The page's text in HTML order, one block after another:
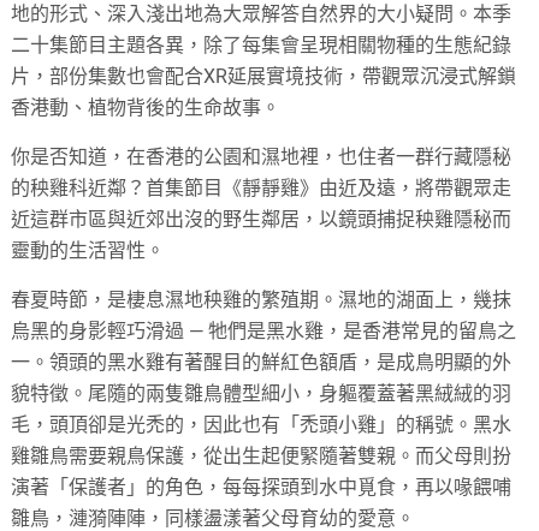
地的形式、深入淺出地為大眾解答自然界的大小疑問。本季
二十集節目主題各異，除了每集會呈現相關物種的生態紀錄
片，部份集數也會配合XR延展實境技術，帶觀眾沉浸式解鎖
香港動、植物背後的生命故事。
你是否知道，在香港的公園和濕地裡，也住者一群行藏隱秘
的秧雞科近鄰？首集節目《靜靜雞》由近及遠，將帶觀眾走
近這群市區與近郊出沒的野生鄰居，以鏡頭捕捉秧雞隱秘而
靈動的生活習性。
春夏時節，是棲息濕地秧雞的繁殖期。濕地的湖面上，幾抹
烏黑的身影輕巧滑過 — 牠們是黑水雞，是香港常見的留鳥之
一。領頭的黑水雞有著醒目的鮮紅色額盾，是成鳥明顯的外
貌特徵。尾隨的兩隻雛鳥體型細小，身軀覆蓋著黑絨絨的羽
毛，頭頂卻是光禿的，因此也有「禿頭小雞」的稱號。黑水
雞雛鳥需要親鳥保護，從出生起便緊隨著雙親。而父母則扮
演著「保護者」的角色，每每探頭到水中覓食，再以喙餵哺
雛鳥，漣漪陣陣，同樣盪漾著父母育幼的愛意。